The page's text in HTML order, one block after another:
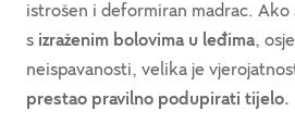
istrošen i deformiran madrac.
s izraženim bolovima u leđima,
neispavanosti, velika je
prestao pravilno podupirati tijelo.